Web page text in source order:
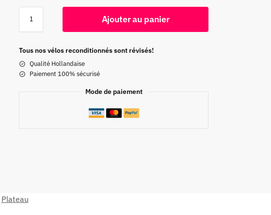
Ajouter au panier
Tous nos vélos reconditionnés sont révisés!
Qualité Hollandaise
Paiement 100% sécurisé
Mode de paiement
Plateau